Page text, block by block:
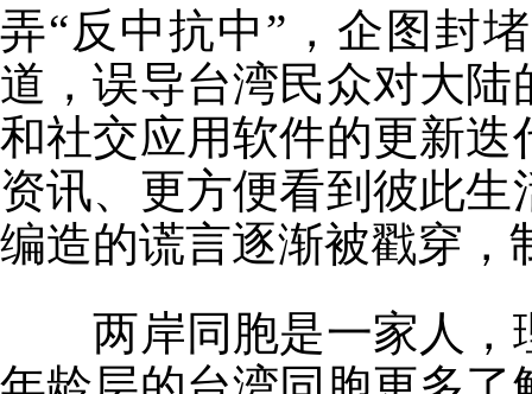
弄“反中抗中”，企图封
道，误导台湾民众对大
和社交应用软件的更新
资讯、更方便看到彼此
编造的谎言逐渐被戳穿，
两岸同胞是一家人，